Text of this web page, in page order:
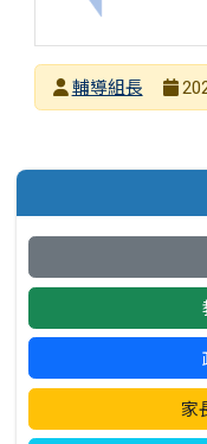
發布者
輔導組長
左邊區域內容
家